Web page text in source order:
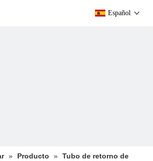
Español
» Producto » Tubo de retorno de